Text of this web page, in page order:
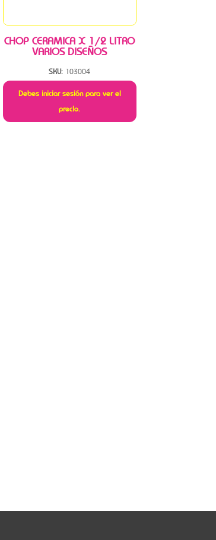
CHOP CERAMICA X 1/2 LITRO
VARIOS DISEÑOS
SKU: 103004
Debes iniciar sesión para ver el
precio.